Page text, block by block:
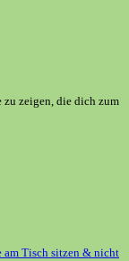
zeigen, die dich zum